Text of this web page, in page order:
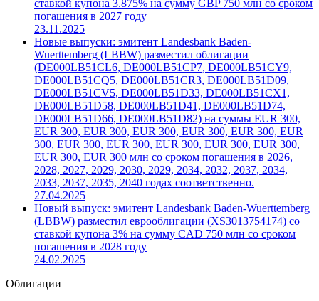
ставкой купона 3.875% на сумму GBP 750 млн со сроком
погашения в 2027 году
23.11.2025
Новые выпуски: эмитент Landesbank Baden-
Wuerttemberg (LBBW) разместил облигации
(DE000LB51CL6, DE000LB51CP7, DE000LB51CY9,
DE000LB51CQ5, DE000LB51CR3, DE000LB51D09,
DE000LB51CV5, DE000LB51D33, DE000LB51CX1,
DE000LB51D58, DE000LB51D41, DE000LB51D74,
DE000LB51D66, DE000LB51D82) на суммы EUR 300,
EUR 300, EUR 300, EUR 300, EUR 300, EUR 300, EUR
300, EUR 300, EUR 300, EUR 300, EUR 300, EUR 300,
EUR 300, EUR 300 млн со сроком погашения в 2026,
2028, 2027, 2029, 2030, 2029, 2034, 2032, 2037, 2034,
2033, 2037, 2035, 2040 годах соответственно.
27.04.2025
Новый выпуск: эмитент Landesbank Baden-Wuerttemberg
(LBBW) разместил еврооблигации (XS3013754174) со
ставкой купона 3% на сумму CAD 750 млн со сроком
погашения в 2028 году
24.02.2025
Облигации